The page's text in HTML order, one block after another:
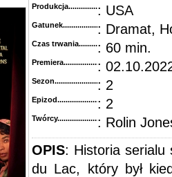
Produkcja.........................................
: USA
Gatunek...........................................
: Dramat,
Czas trwania......................................
: 60 min.
Premiera..........................................
:
Sezon.............................................
: 2
Epizod............................................
: 2
Twórcy...........................................
: Rolin
OPIS: Historia serialu
du Lac, który był